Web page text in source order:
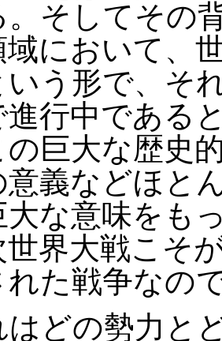
。そしてその
域において、
いう形で、そ
進行中である
巨大な歴史
意義などほと
大な意味をも
世界大戦こそ
れた戦争なの
はどの勢力と